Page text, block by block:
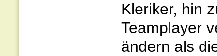
Kleriker, hin
Teamplayer
ändern als